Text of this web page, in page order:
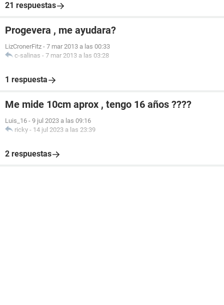
21 respuestas
Progevera , me ayudara?
LizCronerFitz - 7 mar 2013 a las 00:33
c-salinas - 7 mar 2013 a las 03:28
1 respuesta
Me mide 10cm aprox , tengo 16 años ????
Luis_16 - 9 jul 2023 a las 09:16
ricky - 14 jul 2023 a las 23:39
2 respuestas